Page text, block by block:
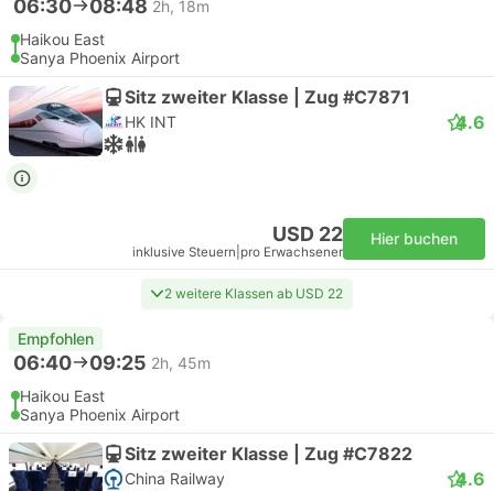
06:30 08:48 2h, 18m
Haikou East
Sanya Phoenix Airport
Sitz zweiter Klasse | Zug #C7871
HK INT 4.6
USD 22
inklusive Steuern pro Erwachsener
Hier buchen
2 weitere Klassen ab USD 22
Empfohlen
06:40 09:25 2h, 45m
Haikou East
Sanya Phoenix Airport
Sitz zweiter Klasse | Zug #C7822
China Railway 4.6